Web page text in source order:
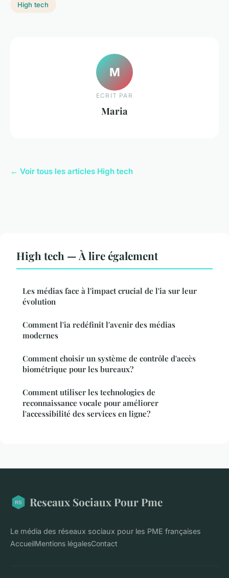
High tech
M
ECRIT PAR
Maria
← Voir tous les articles High tech
High tech — À lire également
Les médias face à l'impact crucial de l'ia sur leur
évolution
Comment l'ia redéfinit l'avenir des médias
modernes
Comment choisir un système de contrôle d'accès
biométrique pour les bureaux?
Comment utiliser les technologies de
reconnaissance vocale pour améliorer
l'accessibilité des services en ligne?
Reseaux Sociaux Pour Pme
Le média des réseaux sociaux pour les PME françaises
AccueilMentions légalesContact